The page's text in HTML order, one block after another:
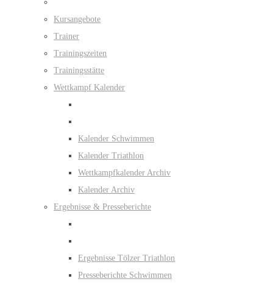
Kursangebote
Trainer
Trainingszeiten
Trainingsstätte
Wettkampf Kalender
Kalender Schwimmen
Kalender Triathlon
Wettkampfkalender Archiv
Kalender Archiv
Ergebnisse & Presseberichte
Ergebnisse Tölzer Triathlon
Presseberichte Schwimmen